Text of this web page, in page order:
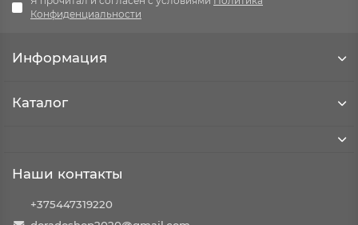
Конфиденциальности
Информация
Каталог
Наши контакты
+375447319220